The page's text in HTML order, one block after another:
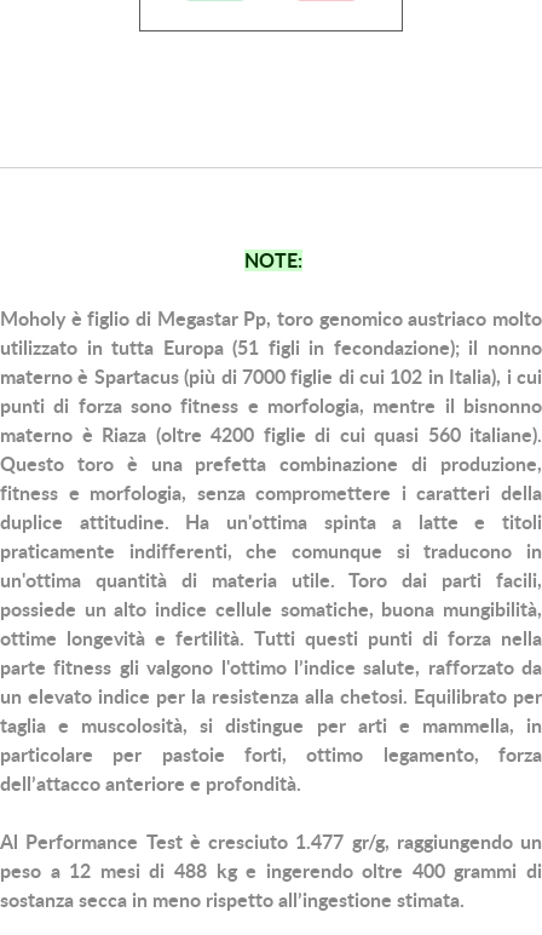
NOTE:
Moholyè figlio di Megastar Pp, toro genomico austriaco molto
utilizzato in tutta Europa (51 figli in fecondazione); il nonno
materno è Spartacus (più di 7000 figlie di cui 102 in Italia), i cui
punti di forza sono fitness e morfologia, mentre il bisnonno
materno è Riaza (oltre 4200 figlie di cui quasi 560 italiane).
Questo toro è una prefetta combinazione di produzione,
fitness e morfologia, senza compromettere i caratteri della
duplice attitudine. Ha un'ottima spinta a latte e titoli
praticamente indifferenti, che comunque si traducono in
un'ottima quantità di materia utile. Toro dai parti facili,
possiede un alto indice cellule somatiche, buona mungibilità,
ottime longevità e fertilità. Tutti questi punti di forza nella
parte fitness gli valgono l'ottimo l’indice salute, rafforzato da
un elevato indice per la resistenza alla chetosi. Equilibrato per
taglia e muscolosità, si distingue per arti e mammella, in
particolare per pastoie forti, ottimo legamento, forza
dell’attacco anteriore e profondità.
Al Performance Test è cresciuto 1.477 gr/g, raggiungendo un
peso a 12 mesi di 488 kg e ingerendo oltre 400 grammi di
sostanza secca in meno rispetto all’ingestione stimata.